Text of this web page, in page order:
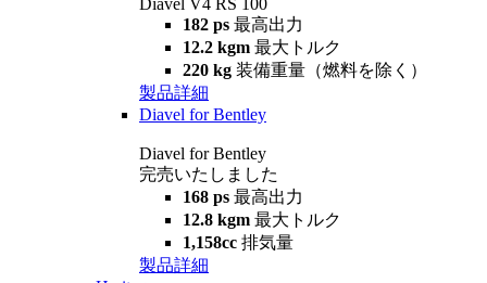
Diavel V4 RS 100
182 ps 最高出力
12.2 kgm 最大トルク
220 kg 装備重量（燃料を除く）
製品詳細
Diavel for Bentley
Diavel for Bentley
完売いたしました
168 ps 最高出力
12.8 kgm 最大トルク
1,158cc 排気量
製品詳細